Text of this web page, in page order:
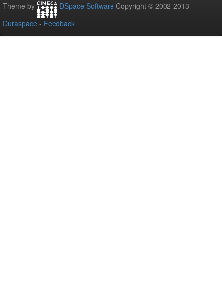
Theme by DSpace Software Copyright © 2002-2013
Duraspace - Feedback